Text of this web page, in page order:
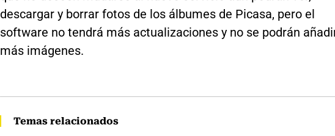
descargar y borrar fotos de los álbumes de Picasa, pero el
software no tendrá más actualizaciones y no se podrán
más imágenes.
Temas relacionados